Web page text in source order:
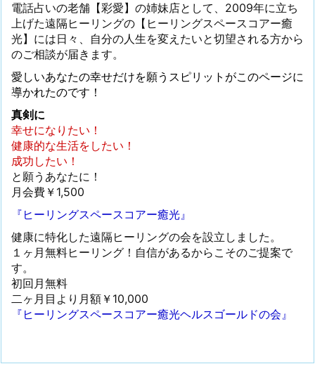
電話占いの老舗【彩愛】の姉妹店として、2009年に立ち
上げた遠隔ヒーリングの【ヒーリングスペースコアー癒
光】には日々、自分の人生を変えたいと切望される方から
のご相談が届きます。
愛しいあなたの幸せだけを願うスピリットがこのページに
導かれたのです！
真剣に
幸せになりたい！
健康的な生活をしたい！
成功したい！
と願うあなたに！
月会費￥1,500
『ヒーリングスペースコアー癒光』
健康に特化した遠隔ヒーリングの会を設立しました。
１ヶ月無料ヒーリング！自信があるからこそのご提案で
す。
初回月無料
二ヶ月目より月額￥10,000
『ヒーリングスペースコアー癒光ヘルスゴールドの会』